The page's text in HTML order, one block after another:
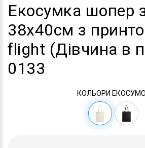
Екосумка шопер
38х40см з
flight (Дівчина в
0133
КОЛЬОРИ